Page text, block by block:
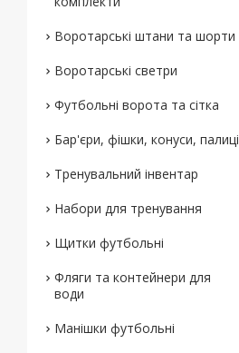
Воротарські штани та шорти
Воротарські светри
Футбольні ворота та сітка
Бар'єри, фішки, конуси, палиці
Тренувальний інвентар
Набори для тренування
Щитки футбольні
Фляги та контейнери для
води
Манішки футбольні